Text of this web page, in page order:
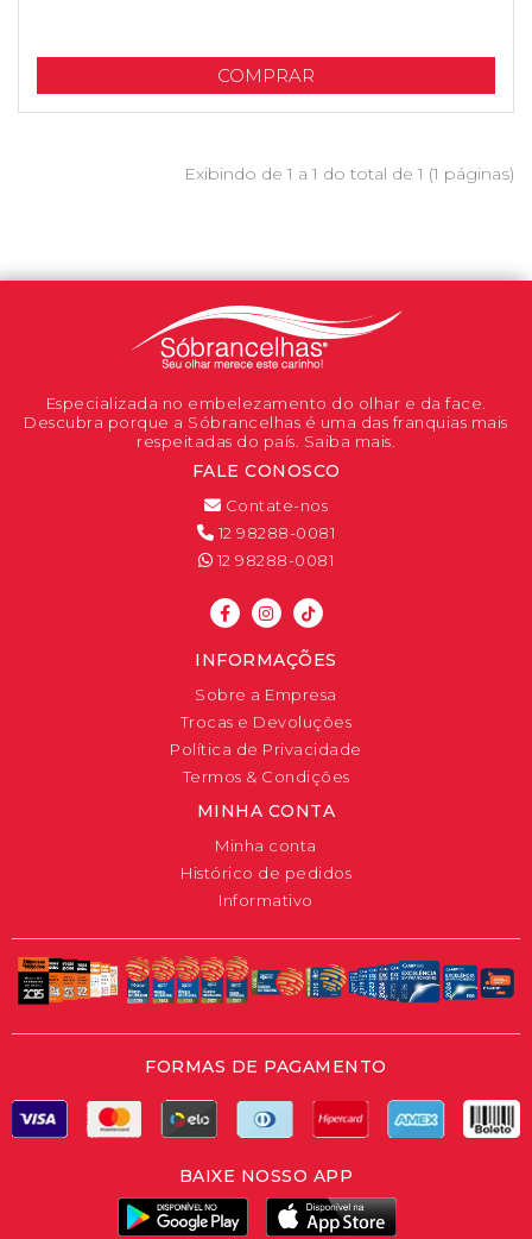
COMPRAR
Exibindo de 1 a 1 do total de 1 (1 páginas)
Especializada no embelezamento do olhar e da face.
Descubra porque a Sóbrancelhas é uma das franquias mais
respeitadas do país. Saiba mais.
FALE CONOSCO
Contate-nos
12 98288-0081
12 98288-0081
INFORMAÇÕES
Sobre a Empresa
Trocas e Devoluções
Política de Privacidade
Termos & Condições
MINHA CONTA
Minha conta
Histórico de pedidos
Informativo
FORMAS DE PAGAMENTO
BAIXE NOSSO APP